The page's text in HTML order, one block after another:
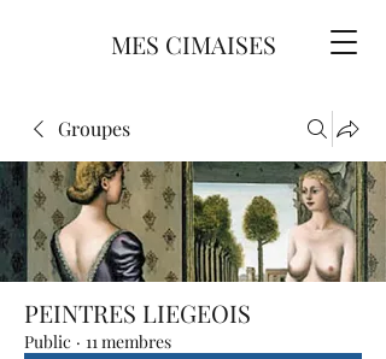
MES CIMAISES
Groupes
PEINTRES LIEGEOIS
Public · 11 membres